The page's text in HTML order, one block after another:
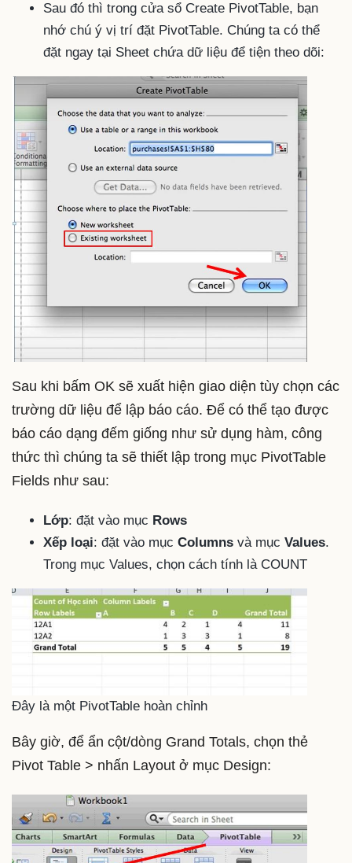
Sau đó thì trong cửa sổ Create PivotTable, bạn
nhớ chú ý vị trí đặt PivotTable. Chúng ta có thể
đặt ngay tại Sheet chứa dữ liệu để tiện theo dõi:
Sau khi bấm OK sẽ xuất hiện giao diện tùy chọn các
trường dữ liệu để lập báo cáo. Để có thể tạo được
báo cáo dạng đếm giống như sử dụng hàm, công
thức thì chúng ta sẽ thiết lập trong mục PivotTable
Fields như sau:
Lớp: đặt vào mục Rows
Xếp loại: đặt vào mục Columns và mục Values.
Trong mục Values, chọn cách tính là COUNT
Đây là một PivotTable hoàn chỉnh
Bây giờ, để ẩn cột/dòng Grand Totals, chọn thẻ
Pivot Table > nhấn Layout ở mục Design: